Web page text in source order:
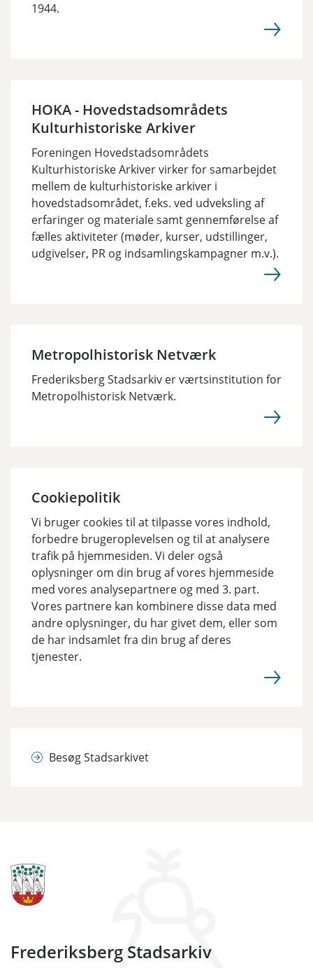
1944.
HOKA - Hovedstadsområdets
Kulturhistoriske Arkiver
Foreningen Hovedstadsområdets
Kulturhistoriske Arkiver virker for samarbejdet
mellem de kulturhistoriske arkiver i
hovedstadsområdet, f.eks. ved udveksling af
erfaringer og materiale samt gennemførelse af
fælles aktiviteter (møder, kurser, udstillinger,
udgivelser, PR og indsamlingskampagner m.v.).
Metropolhistorisk Netværk
Frederiksberg Stadsarkiv er værtsinstitution for
Metropolhistorisk Netværk.
Cookiepolitik
Vi bruger cookies til at tilpasse vores indhold,
forbedre brugeroplevelsen og til at analysere
trafik på hjemmesiden. Vi deler også
oplysninger om din brug af vores hjemmeside
med vores analysepartnere og med 3. part.
Vores partnere kan kombinere disse data med
andre oplysninger, du har givet dem, eller som
de har indsamlet fra din brug af deres
tjenester.
Besøg Stadsarkivet
Frederiksberg Stadsarkiv